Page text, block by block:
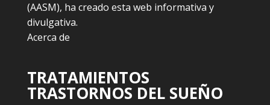
(AASM), ha creado esta web informativa y
divulgativa.
Acerca de
TRATAMIENTOS
TRASTORNOS DEL SUEÑO